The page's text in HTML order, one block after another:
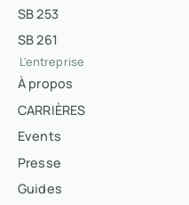
SB 253
SB 261
L'entreprise
À propos
CARRIÈRES
Events
Presse
Guides